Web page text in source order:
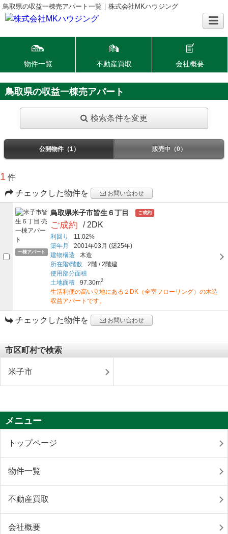
鳥取県の収益一棟売アパート一覧｜株式会社MKハウジング
物件一覧 不動産買取 会社概要
鳥取県の収益一棟売アパート
検索条件を変更
公開物件（1） 販売中（0）
1 件
チェックした物件を
お問い合わせ
一棟アパート
鳥取県米子市皆生６丁目 ご成約
ご成約 / 2DK
利回り
11.02%
築年月
2001年03月 (築25年)
建物構造
木造
所在階/階数
2階 /2階建
使用部分面積
土地面積
97.30m2
生活利便の高い立地にある２DK（全室フローリング）の木造
収益アパートです。
チェックした物件を お問い合わせ
市区町村で検索
米子市
メニュー
トップページ
物件一覧
不動産買取
会社概要